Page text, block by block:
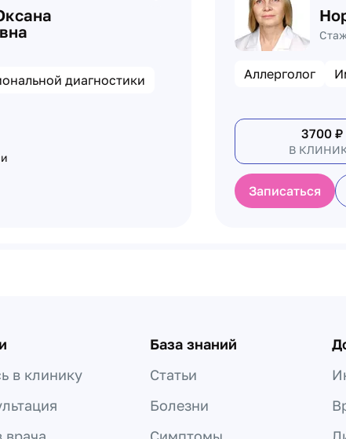
диагностики
Аллерголог
3700 ₽
В
Записаться
в клинику
База знаний
Статьи
Болезни